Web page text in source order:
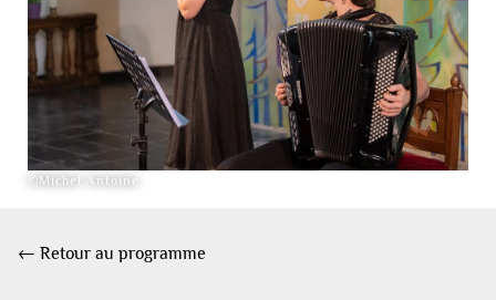
©Michel Antoine
← Retour au programme